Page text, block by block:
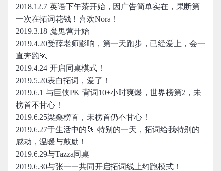
2018.12.7 英语下午茶开始，因广告简单实在，果断第
一次在拓词花钱！喜欢Nora！
2019.3.18 魔鬼营开始
2019.4.20受薛老师影响，第一天跑步，已经爱上，会一
直奔跑🏃
2019.4.24 开启同桌模式！
2019.5.20表白拓词，爱了！
2019.6.1 与巨侠PK 背词10+小时爽爆，世界榜第2，未
榜首不甘心！
2019.6.25梁桑榜首，未榜首仍不甘心！
2019.6.27于生活中的🐰 特别的一天，拓词给我特别的
感动，温暖与鼓励！
2019.6.29与Tazza同桌
2019.6.30与张一一共同开启拓词线上约跑模式！